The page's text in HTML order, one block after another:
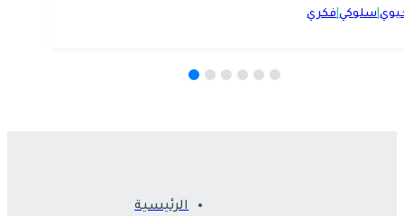
|سلوكي|فكري
الرئيسية